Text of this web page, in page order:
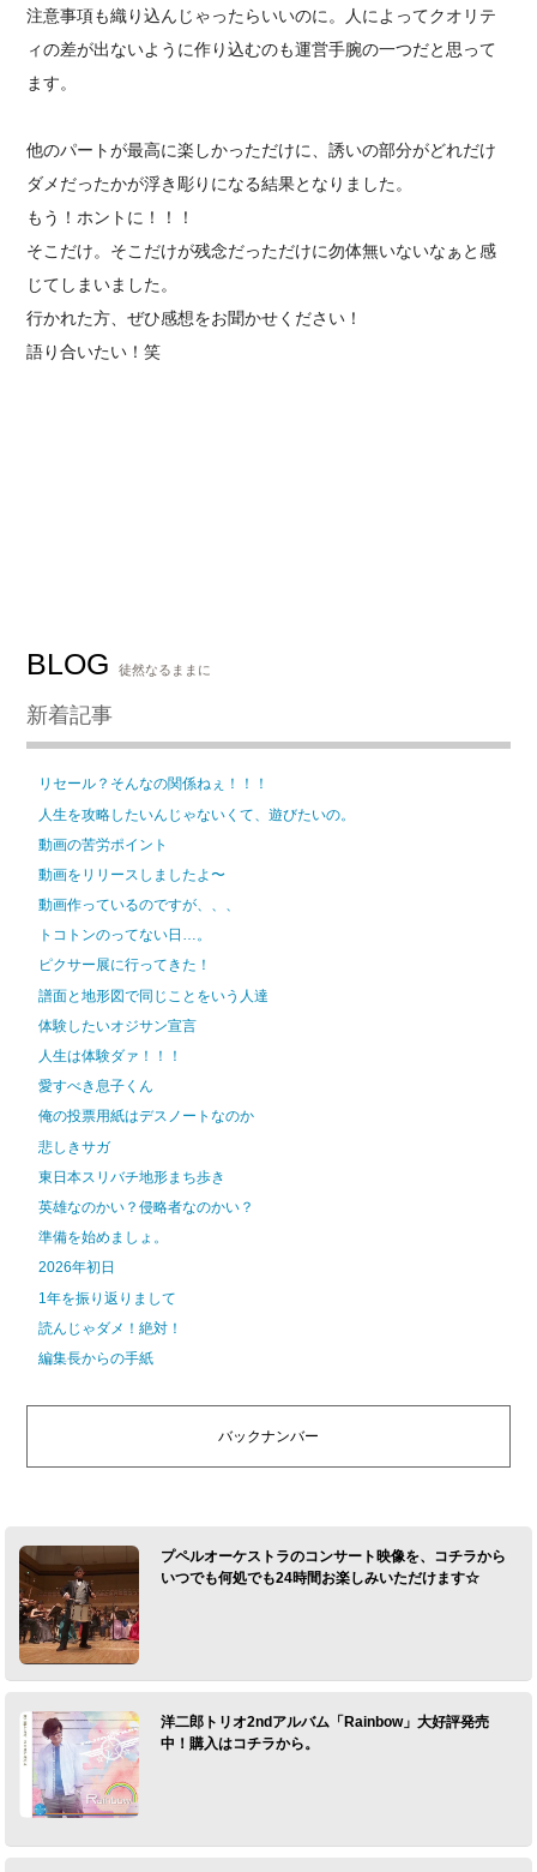
注意事項も織り込んじゃったらいいのに。人によってクオリテ
ィの差が出ないように作り込むのも運営手腕の一つだと思って
ます。
他のパートが最高に楽しかっただけに、誘いの部分がどれだけ
ダメだったかが浮き彫りになる結果となりました。
もう！ホントに！！！
そこだけ。そこだけが残念だっただけに勿体無いないなぁと感
じてしまいました。
行かれた方、ぜひ感想をお聞かせください！
語り合いたい！笑
BLOG 徒然なるままに
新着記事
リセール？そんなの関係ねぇ！！！
人生を攻略したいんじゃないくて、遊びたいの。
動画の苦労ポイント
動画をリリースしましたよ〜
動画作っているのですが、、、
トコトンのってない日…。
ピクサー展に行ってきた！
譜面と地形図で同じことをいう人達
体験したいオジサン宣言
人生は体験ダァ！！！
愛すべき息子くん
俺の投票用紙はデスノートなのか
悲しきサガ
東日本スリバチ地形まち歩き
英雄なのかい？侵略者なのかい？
準備を始めましょ。
2026年初日
1年を振り返りまして
読んじゃダメ！絶対！
編集長からの手紙
バックナンバー
プペルオーケストラのコンサート映像を、コチラから
いつでも何処でも24時間お楽しみいただけます☆
洋二郎トリオ2ndアルバム「Rainbow」大好評発売
中！購入はコチラから。